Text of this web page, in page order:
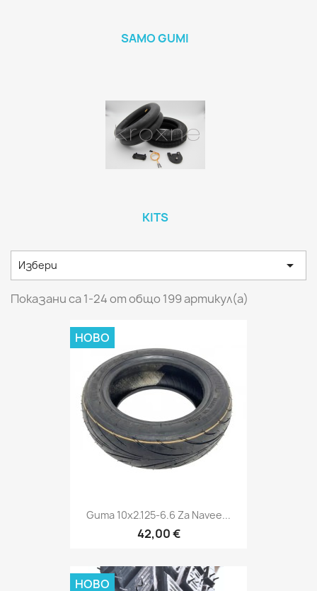
SAMO GUMI
KITS
Избери 
Показани са 1-24 от общо 199 артикул(а)
Guma 10x2.125-6.6 Za Navee...
42,00 €
НОВО
НОВО